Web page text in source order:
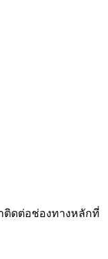
ติดต่อช่องทางหลักที่